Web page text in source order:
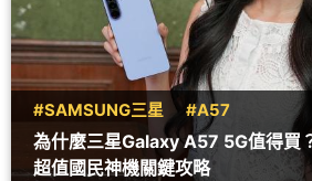
#SAMSUNG三星 #A57
為什麼三星Galaxy A57 5G值得買
超值國民神機關鍵攻略